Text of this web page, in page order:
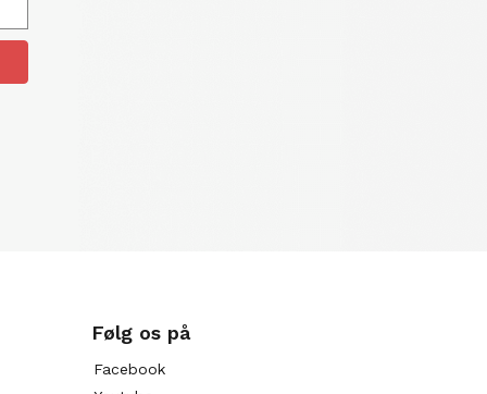
Følg os på
Facebook